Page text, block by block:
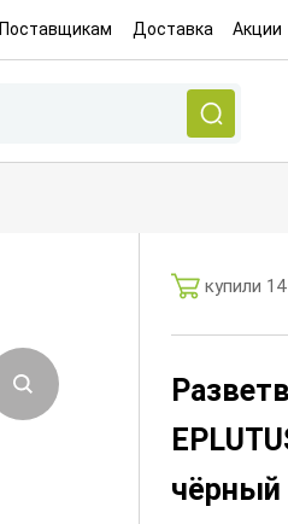
Поставщикам Доставка Акции
купили
чёрный